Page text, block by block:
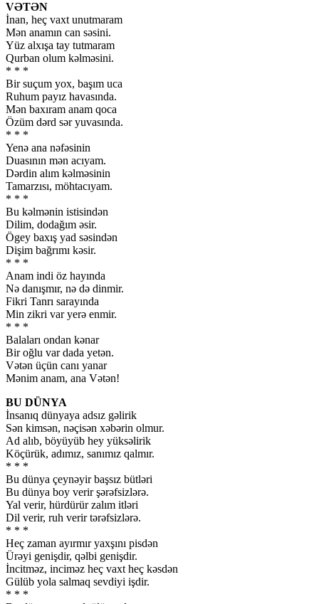
VƏTƏN
İnan, heç vaxt unutmaram
Mən anamın can səsini.
Yüz alxışa tay tutmaram
Qurban olum kəlməsini.
* * *
Bir suçum yox, başım uca
Ruhum payız havasında.
Mən baxıram anam qoca
Özüm dərd sər yuvasında.
* * *
Yenə ana nəfəsinin
Duasının mən acıyam.
Dərdin alım kəlməsinin
Tamarzısı, möhtacıyam.
* * *
Bu kəlmənin istisindən
Dilim, dodağım əsir.
Ögey baxış yad səsindən
Dişim bağrımı kəsir.
* * *
Anam indi öz hayında
Nə danışmır, nə də dinmir.
Fikri Tanrı sarayında
Min zikri var yerə enmir.
* * *
Balaları ondan kənar
Bir oğlu var dada yetən.
Vətən üçün canı yanar
Mənim anam, ana Vətən!
BU DÜNYA
İnsanıq dünyaya adsız gəlirik
Sən kimsən, nəçisən xəbərin olmur.
Ad alıb, böyüyüb hey yüksəlirik
Köçürük, adımız, sanımız qalmır.
* * *
Bu dünya çeynəyir başsız bütləri
Bu dünya boy verir şərəfsizlərə.
Yal verir, hürdürür zalım itləri
Dil verir, ruh verir tərəfsizlərə.
* * *
Heç zaman ayırmır yaxşını pisdən
Ürəyi genişdir, qəlbi genişdir.
İncitməz, inciməz heç vaxt heç kəsdən
Gülüb yola salmaq sevdiyi işdir.
* * *